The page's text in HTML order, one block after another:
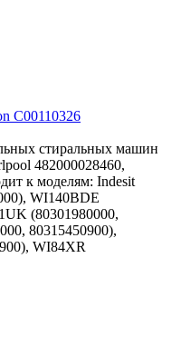
C00110326
стиральных машин
482000028460,
к моделям: Indesit
WI140BDE
(80301980000,
80315450900),
WI84XR